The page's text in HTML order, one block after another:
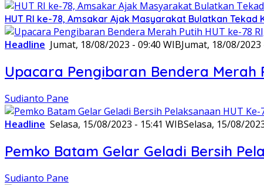
HUT RI ke-78, Amsakar Ajak Masyarakat Bulatkan
Headline Jumat, 18/08/2023 - 09:40 WIBJumat, 18/08/2023
Upacara Pengibaran Bendera Merah
Sudianto Pane
Headline Selasa, 15/08/2023 - 15:41 WIBSelasa, 15/08/
Pemko Batam Gelar Geladi Bersih
Sudianto Pane